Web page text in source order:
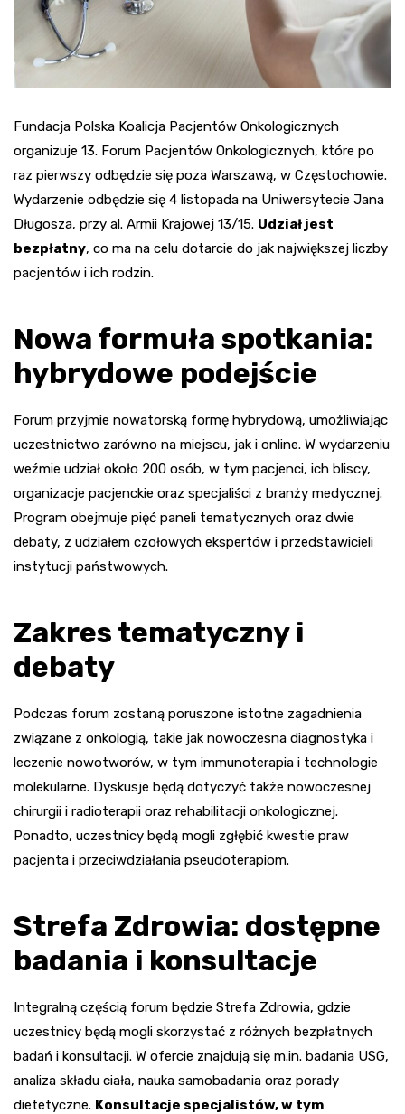
Fundacja Polska Koalicja Pacjentów Onkologicznych
organizuje 13. Forum Pacjentów Onkologicznych, które po
raz pierwszy odbędzie się poza Warszawą, w Częstochowie.
Wydarzenie odbędzie się 4 listopada na Uniwersytecie Jana
Długosza, przy al. Armii Krajowej 13/15. Udział jest
bezpłatny, co ma na celu dotarcie do jak największej liczby
pacjentów i ich rodzin.
Nowa formuła spotkania:
hybrydowe podejście
Forum przyjmie nowatorską formę hybrydową, umożliwiając
uczestnictwo zarówno na miejscu, jak i online. W wydarzeniu
weźmie udział około 200 osób, w tym pacjenci, ich bliscy,
organizacje pacjenckie oraz specjaliści z branży medycznej.
Program obejmuje pięć paneli tematycznych oraz dwie
debaty, z udziałem czołowych ekspertów i przedstawicieli
instytucji państwowych.
Zakres tematyczny i
debaty
Podczas forum zostaną poruszone istotne zagadnienia
związane z onkologią, takie jak nowoczesna diagnostyka i
leczenie nowotworów, w tym immunoterapia i technologie
molekularne. Dyskusje będą dotyczyć także nowoczesnej
chirurgii i radioterapii oraz rehabilitacji onkologicznej.
Ponadto, uczestnicy będą mogli zgłębić kwestie praw
pacjenta i przeciwdziałania pseudoterapiom.
Strefa Zdrowia: dostępne
badania i konsultacje
Integralną częścią forum będzie Strefa Zdrowia, gdzie
uczestnicy będą mogli skorzystać z różnych bezpłatnych
badań i konsultacji. W ofercie znajdują się m.in. badania USG,
analiza składu ciała, nauka samobadania oraz porady
dietetyczne. Konsultacje specjalistów, w tym